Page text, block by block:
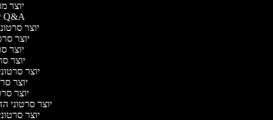
יוצר
יוצר סרטוני Q&A
יוצר
יוצר
יוצר
יוצר
יוצר
יוצר
יוצר
יוצר סרטוני
יוצר